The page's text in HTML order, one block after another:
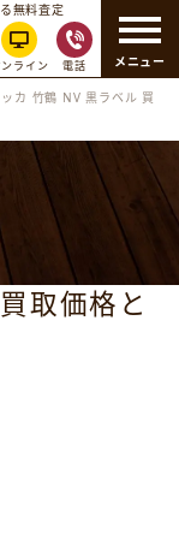
メニュー
無料査定
ンライン 電話
カ 竹鶴 NV 黒ラベル 買
取価格と